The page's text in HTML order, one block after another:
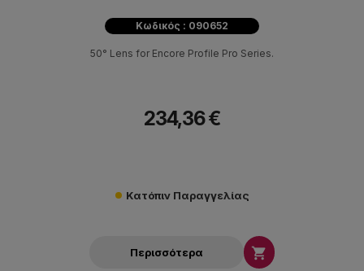
Κωδικός : 090652
50° Lens for Encore Profile Pro Series.
234,36 €
Κατόπιν Παραγγελίας
Περισσότερα 